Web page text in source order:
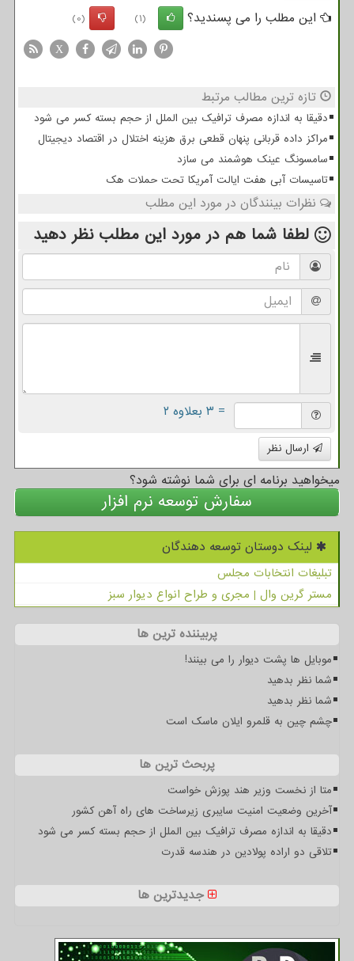
این مطلب را می پسندید؟
(1)
(0)
X
تازه ترین مطالب مرتبط
دقیقا به اندازه مصرف ترافیک بین الملل از حجم بسته کسر می شود
مراکز داده قربانی پنهان قطعی برق هزینه اختلال در اقتصاد دیجیتال
سامسونگ عینک هوشمند می سازد
تاسیسات آبی هفت ایالت آمریکا تحت حملات هک
نظرات بینندگان در مورد این مطلب
لطفا شما هم در مورد این مطلب نظر دهید
= ۳ بعلاوه ۲
ارسال نظر
میخواهید برنامه ای برای شما نوشته شود؟
سفارش توسعه نرم افزار
لینک دوستان توسعه دهندگان
تبلیغات انتخابات مجلس
مستر گرین وال | مجری و طراح انواع دیوار سبز
پربیننده ترین ها
موبایل ها پشت دیوار را می بینند!
شما نظر بدهید
شما نظر بدهید
چشم چین به قلمرو ایلان ماسک است
پربحث ترین ها
متا از نخست وزیر هند پوزش خواست
آخرین وضعیت امنیت سایبری زیرساخت های راه آهن کشور
دقیقا به اندازه مصرف ترافیک بین الملل از حجم بسته کسر می شود
تلاقی دو اراده پولادین در هندسه قدرت
جدیدترین ها